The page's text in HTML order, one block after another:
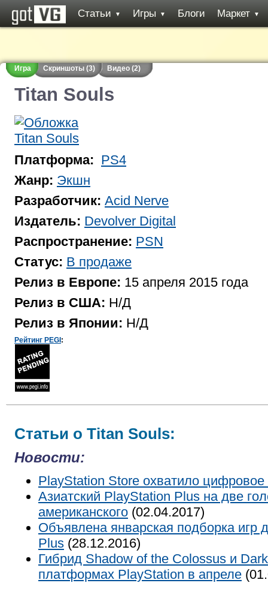
Статьи ▼ Игры ▼ Блоги Маркет ▼
Игра Скриншоты (3) Видео (2)
Titan Souls
Платформа: PS4
Жанр: Экшн
Разработчик: Acid Nerve
Издатель: Devolver Digital
Распространение: PSN
Статус: В продаже
Релиз в Европе: 15 апреля 2015 года
Релиз в США: Н/Д
Релиз в Японии: Н/Д
Рейтинг PEGI :
Статьи о Titan Souls:
Новости:
PlayStation Store охватило цифровое
Азиатский PlayStation Plus на две
американского (02.04.2017)
Объявлена январская подборка игр
Plus (28.12.2016)
Гибрид Shadow of the Colossus и
платформах PlayStation в апреле